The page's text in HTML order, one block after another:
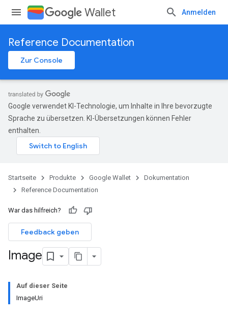
Wallet Anmelden
Reference Documentation
Zur Console
Google verwendet KI-Technologie, um Inhalte in Ihre bevorzugte
Sprache zu übersetzen. KI-Übersetzungen können Fehler
enthalten.
Startseite Produkte Google Wallet
Dokumentation
Reference Documentation
War das hilfreich?
Feedback geben
Image
Auf dieser Seite
ImageUri